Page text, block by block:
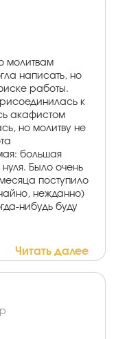
молитвам
написать, но
работы.
к
акафистом
но молитву не
большая
нуля. Было очень
поступило
нежданно)
нибудь буду
Читать далее